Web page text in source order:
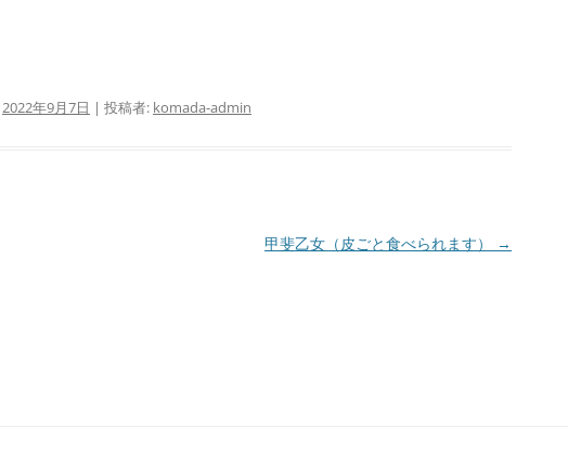
2022年9月7日 | 投稿者: komada-admin
甲斐乙女（皮ごと食べられます） →